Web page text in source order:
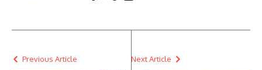
Previous Article Next Article